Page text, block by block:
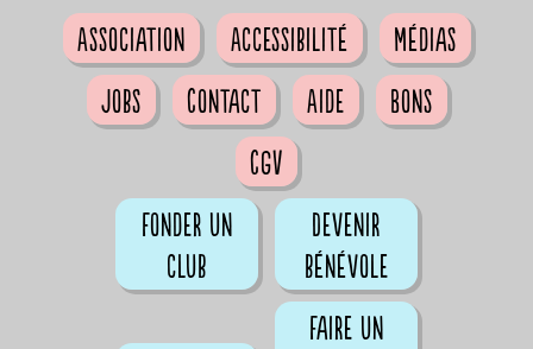
Association Accessibilité
Médias
Jobs
Contact Aide
Bons
CGV
Fonder un
club
Devenir
bénévole
Faire un